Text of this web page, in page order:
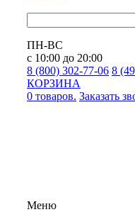
ПН-ВС
с 10:00 до 20:00
8 (800) 302-77-06 8
КОРЗИНА
0 товаров. Заказать
Меню